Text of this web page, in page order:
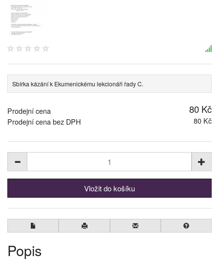
Sbírka kázání k Ekumenickému lekcionáři řady C.
Prodejní cena 80 Kč
Prodejní cena bez DPH 80 Kč
Popis